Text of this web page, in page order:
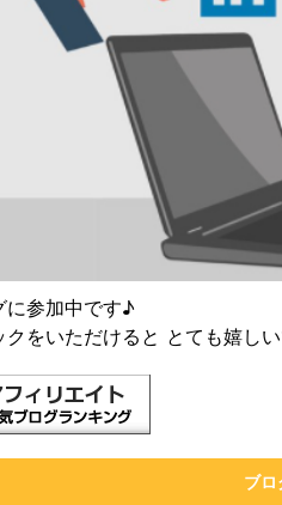
に参加中です♪
クをいただけると とても嬉し
ブロ